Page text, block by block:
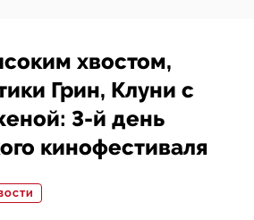
хвостом,
Грин, Клуни с
3-й день
кинофестиваля